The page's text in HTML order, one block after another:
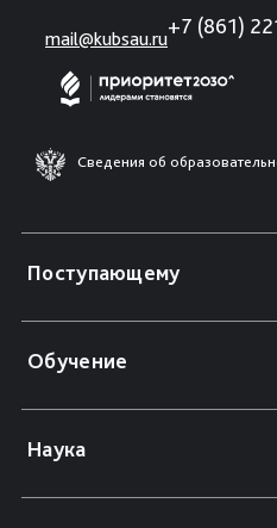
mail@kubsau.ru
+7 (861)
Сведения об
Поступающему
Обучение
Наука